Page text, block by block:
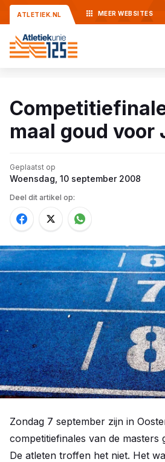
ATLETIEK.NL MEER WEBSITES
maal goud voor
Geplaatst op
Woensdag, 10 september 2008
Deel dit artikel op:
Zondag 7 september zijn in
competitiefinales van de masters
De atleten troffen het niet. Het